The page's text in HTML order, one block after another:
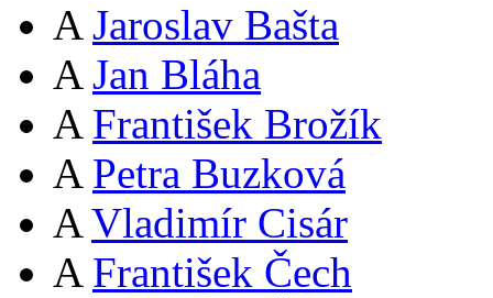
A Jaroslav Bašta
A Jan Bláha
A František Brožík
A Petra Buzková
A Vladimír Cisár
A František Čech